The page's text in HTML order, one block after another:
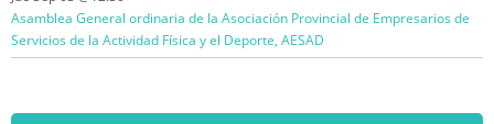
Asamblea General ordinaria de la Asociación Provincial de Empresarios de
Servicios de la Actividad Física y el Deporte, AESAD